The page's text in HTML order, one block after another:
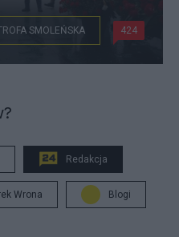
SMOLEŃSKA 424
Redakcja
Wrona Blogi